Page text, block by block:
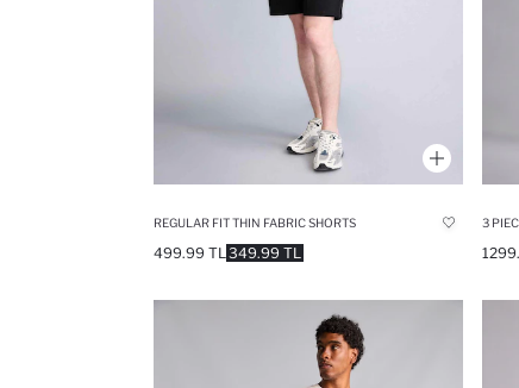
REGULAR FIT THIN FABRIC SHORTS
349.99 TL
499.99 TL
3